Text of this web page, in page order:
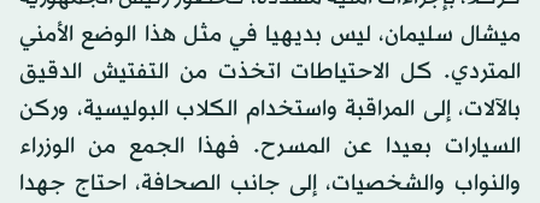
ميشال سليمان، ليس بديهيا في مثل هذا الوضع الأمني
المتردي. كل الاحتياطات اتخذت من التفتيش الدقيق
بالآلات، إلى المراقبة واستخدام الكلاب البوليسية، وركن
السيارات بعيدا عن المسرح. فهذا الجمع من الوزراء
والنواب والشخصيات، إلى جانب الصحافة، احتاج جهدا